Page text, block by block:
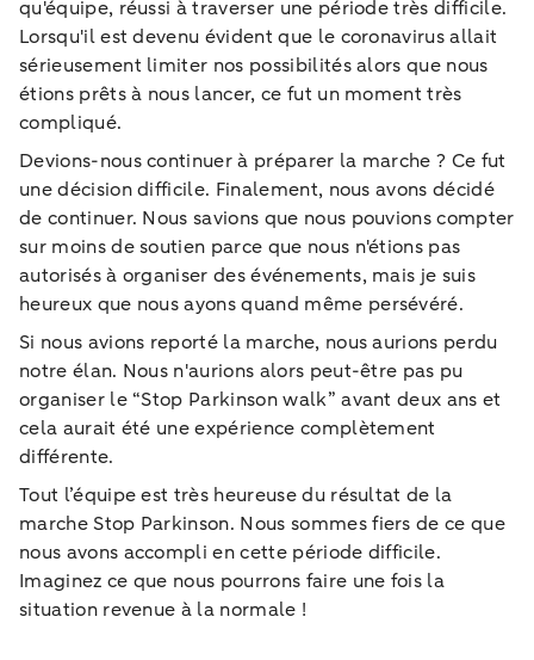
qu'équipe, réussi à traverser une période très difficile.
Lorsqu'il est devenu évident que le coronavirus allait
sérieusement limiter nos possibilités alors que nous
étions prêts à nous lancer, ce fut un moment très
compliqué.
Devions-nous continuer à préparer la marche ? Ce fut
une décision difficile. Finalement, nous avons décidé
de continuer. Nous savions que nous pouvions compter
sur moins de soutien parce que nous n'étions pas
autorisés à organiser des événements, mais je suis
heureux que nous ayons quand même persévéré.
Si nous avions reporté la marche, nous aurions perdu
notre élan. Nous n'aurions alors peut-être pas pu
organiser le “Stop Parkinson walk” avant deux ans et
cela aurait été une expérience complètement
différente.
Tout l’équipe est très heureuse du résultat de la
marche Stop Parkinson. Nous sommes fiers de ce que
nous avons accompli en cette période difficile.
Imaginez ce que nous pourrons faire une fois la
situation revenue à la normale !